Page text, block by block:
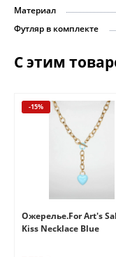
Материал
Футляр в комплекте
С этим
-15%
Ожерелье.For Art's
Kiss Necklace Blue